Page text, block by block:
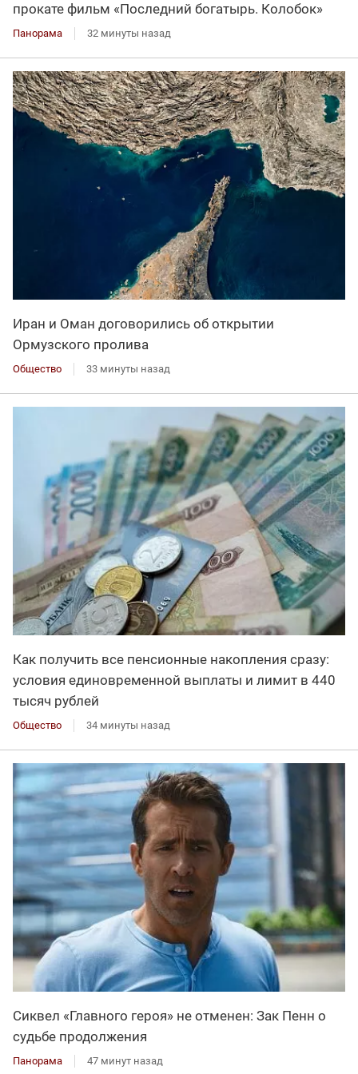
прокате фильм «Последний богатырь. Колобок»
Панорама 32 минуты назад
Иран и Оман договорились об открытии
Ормузского пролива
Общество 33 минуты назад
Как получить все пенсионные накопления сразу:
условия единовременной выплаты и лимит в 440
тысяч рублей
Общество 34 минуты назад
Сиквел «Главного героя» не отменен: Зак Пенн о
судьбе продолжения
Панорама 47 минут назад